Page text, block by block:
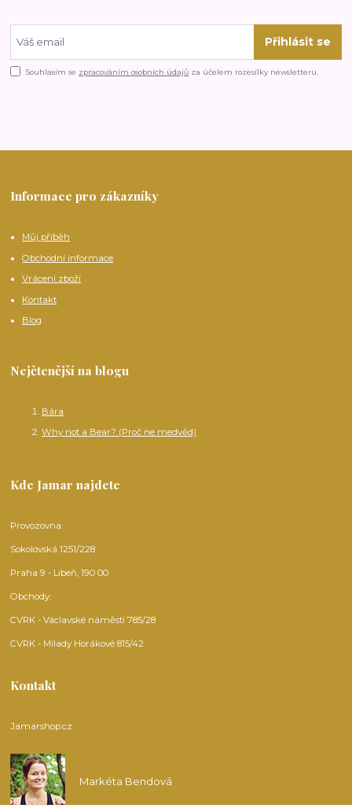
Přihlásit se
Souhlasím se zpracováním osobních údajů za účelem rozesílky newsletteru.
Informace pro zákazníky
Můj příběh
Obchodní informace
Vrácení zboží
Kontakt
Blog
Nejčtenější na blogu
Bára
Why not a Bear? (Proč ne medvěd)
Kde Jamar najdete
Provozovna:
Sokolovská 1251/228
Praha 9 - Libeň, 190 00
Obchody:
CVRK - Václavské náměstí 785/28
CVRK - Milady Horákové 815/42
Kontakt
Jamarshop.cz
Markéta Bendová